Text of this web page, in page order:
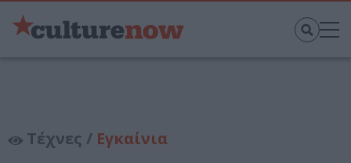
Τέχνες / Εγκαίνια